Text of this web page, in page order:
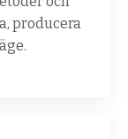
producera